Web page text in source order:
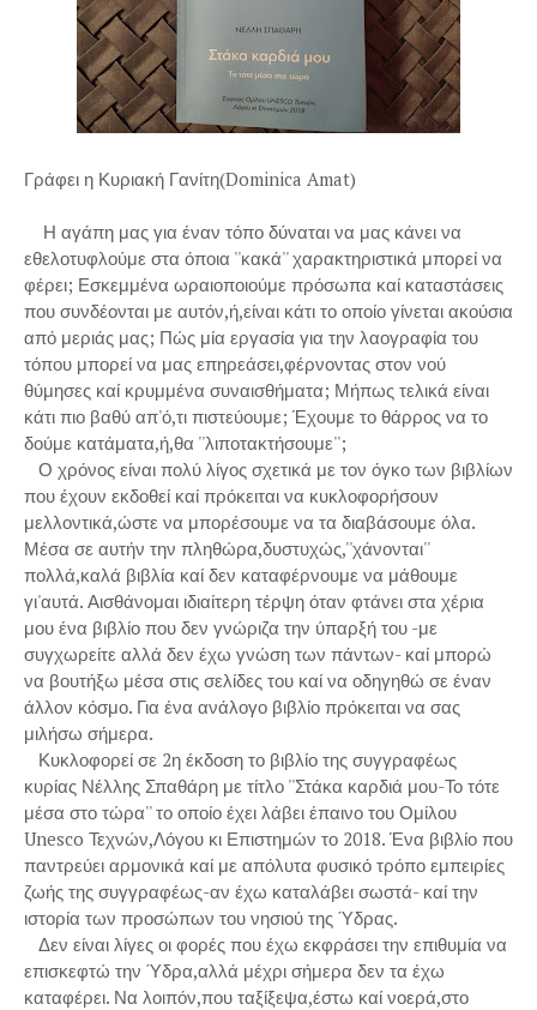
Γράφει η Κυριακή Γανίτη(Dominica Amat)
Η αγάπη μας για έναν τόπο δύναται να μας κάνει να
εθελοτυφλούμε στα όποια ''κακά'' χαρακτηριστικά μπορεί να
φέρει; Εσκεμμένα ωραιοποιούμε πρόσωπα καί καταστάσεις
που συνδέονται με αυτόν,ή,είναι κάτι το οποίο γίνεται ακούσια
από μεριάς μας; Πώς μία εργασία για την λαογραφία του
τόπου μπορεί να μας επηρεάσει,φέρνοντας στον νού
θύμησες καί κρυμμένα συναισθήματα; Μήπως τελικά είναι
κάτι πιο βαθύ απ'ό,τι πιστεύουμε; Έχουμε το θάρρος να το
δούμε κατάματα,ή,θα ''λιποτακτήσουμε'';
Ο χρόνος είναι πολύ λίγος σχετικά με τον όγκο των βιβλίων
που έχουν εκδοθεί καί πρόκειται να κυκλοφορήσουν
μελλοντικά,ώστε να μπορέσουμε να τα διαβάσουμε όλα.
Μέσα σε αυτήν την πληθώρα,δυστυχώς,''χάνονται''
πολλά,καλά βιβλία καί δεν καταφέρνουμε να μάθουμε
γι'αυτά. Αισθάνομαι ιδιαίτερη τέρψη όταν φτάνει στα χέρια
μου ένα βιβλίο που δεν γνώριζα την ύπαρξή του -με
συγχωρείτε αλλά δεν έχω γνώση των πάντων- καί μπορώ
να βουτήξω μέσα στις σελίδες του καί να οδηγηθώ σε έναν
άλλον κόσμο. Για ένα ανάλογο βιβλίο πρόκειται να σας
μιλήσω σήμερα.
Κυκλοφορεί σε 2η έκδοση το βιβλίο της συγγραφέως
κυρίας Νέλλης Σπαθάρη με τίτλο ''Στάκα καρδιά μου-Το τότε
μέσα στο τώρα'' το οποίο έχει λάβει έπαινο του Ομίλου
Unesco Τεχνών,Λόγου κι Επιστημών το 2018. Ένα βιβλίο που
παντρεύει αρμονικά καί με απόλυτα φυσικό τρόπο εμπειρίες
ζωής της συγγραφέως-αν έχω καταλάβει σωστά- καί την
ιστορία των προσώπων του νησιού της Ύδρας.
Δεν είναι λίγες οι φορές που έχω εκφράσει την επιθυμία να
επισκεφτώ την Ύδρα,αλλά μέχρι σήμερα δεν τα έχω
καταφέρει. Να λοιπόν,που ταξίξεψα,έστω καί νοερά,στο